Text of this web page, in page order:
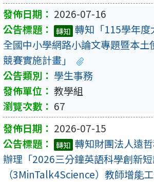
2026-07-16
轉知 轉知「115學年
全國中小學網路小論文專題暨本土
競賽實施計畫」
學生事務
教學組
67
2026-07-15
轉知 轉知財團法人遠
辦理「2026三分鐘英語科學創新
（3MinTalk4Science）教師增能